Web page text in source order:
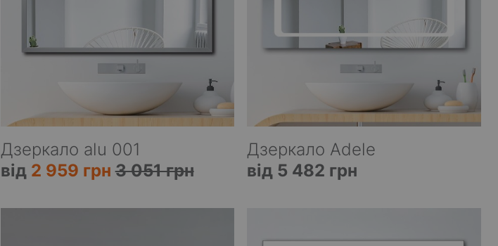
Дзеркало alu 001
від 2 959 грн 3 051 грн
Дзеркало Adele
від 5 482 грн